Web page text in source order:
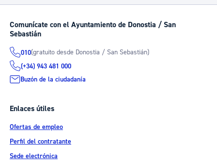
Comunícate con el Ayuntamiento de Donostia / San
Sebastián
010(gratuito desde Donostia / San Sebastián)
(+34) 943 481 000
Buzón de la ciudadanía
Enlaces útiles
Ofertas de empleo
Perfil del contratante
Sede electrónica